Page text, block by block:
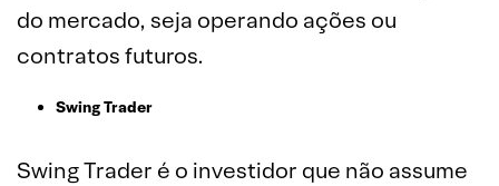
do mercado, seja operando ações ou
contratos futuros.
Swing Trader
Swing Trader é o investidor que não assume